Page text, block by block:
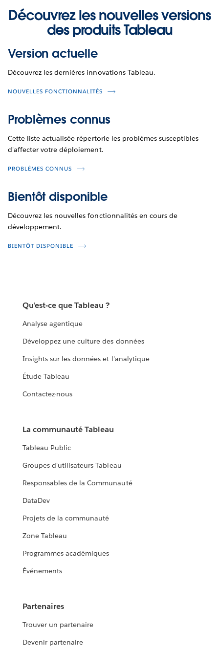
Découvrez les nouvelles versions
des produits Tableau
Version actuelle
Découvrez les dernières innovations Tableau.
NOUVELLES FONCTIONNALITÉS
Problèmes connus
Cette liste actualisée répertorie les problèmes susceptibles
d'affecter votre déploiement.
PROBLÈMES CONNUS
Bientôt disponible
Découvrez les nouvelles fonctionnalités en cours de
développement.
BIENTÔT DISPONIBLE
Qu'est-ce que Tableau ?
Analyse agentique
Développez une culture des données
Insights sur les données et l'analytique
Étude Tableau
Contactez-nous
La communauté Tableau
Tableau Public
Groupes d'utilisateurs Tableau
Responsables de la Communauté
DataDev
Projets de la communauté
Zone Tableau
Programmes académiques
Événements
Partenaires
Trouver un partenaire
Devenir partenaire